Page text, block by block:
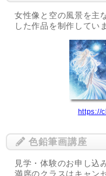
女性像と空の風景を主
した作品を制作してい
https://
色鉛筆画講座
見学・体験のお申し込
満席のクラスはキャン